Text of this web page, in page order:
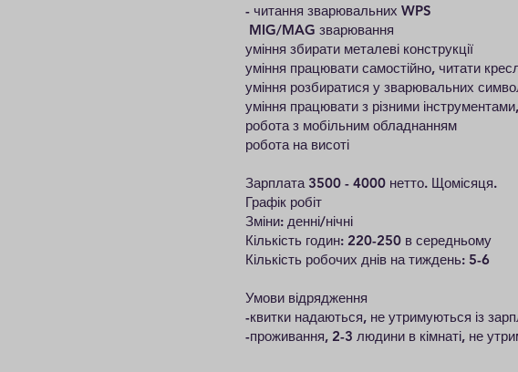
- читання зварювальних WPS
MIG/MAG зварювання
уміння збирати металеві конструкції
уміння працювати самостійно, читати
уміння розбиратися у зварювальних
уміння працювати з різними
робота з мобільним обладнанням
робота на висоті
Зарплата 3500 - 4000 нетто. Щомісяця.
Графік робіт
Зміни: денні/нічні
Кількість годин: 220-250 в середньому
Кількість робочих днів на тиждень: 5-6
Умови відрядження
-квитки надаються, не утримуються із
-проживання, 2-3 людини в кімнаті, не